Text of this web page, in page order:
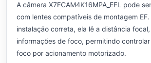
A câmera X7FCAM4K16MPA_EFL pode
com lentes compatíveis de montagem EF.
instalação correta, ela lê a distância
informações de foco, permitindo
foco por acionamento motorizado.